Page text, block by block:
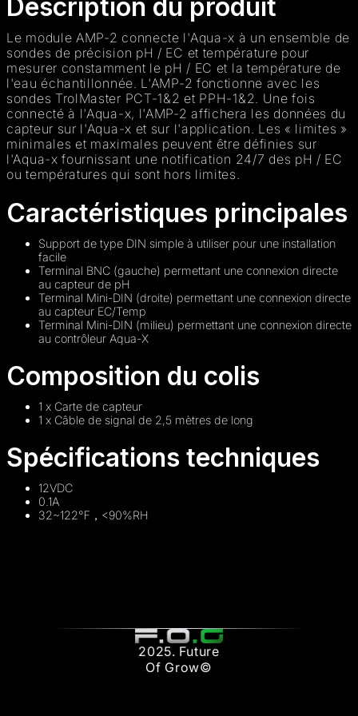
Description du produit
Le module AMP-2 connecte l'Aqua-x à un ensemble de
sondes de précision pH / EC et température pour
mesurer constamment le pH / EC et la température de
l'eau échantillonnée. L'AMP-2 fonctionne avec les
sondes TrolMaster PCT-1&2 et PPH-1&2. Une fois
connecté à l'Aqua-x, l'AMP-2 affichera les données du
capteur sur l'Aqua-x et sur l'application. Les « limites »
minimales et maximales peuvent être définies sur
l'Aqua-x fournissant une notification 24/7 des pH / EC
ou températures qui sont hors limites.
Caractéristiques principales
Support de type DIN simple à utiliser pour une installation
facile
Terminal BNC (gauche) permettant une connexion directe
au capteur de pH
Terminal Mini-DIN (droite) permettant une connexion directe
au capteur EC/Temp
Terminal Mini-DIN (milieu) permettant une connexion directe
au contrôleur Aqua-X
Composition du colis
1 x Carte de capteur
1 x Câble de signal de 2,5 mètres de long
Spécifications techniques
12VDC
0.1A
32~122℉，<90%RH
2025. Future
Of Grow©